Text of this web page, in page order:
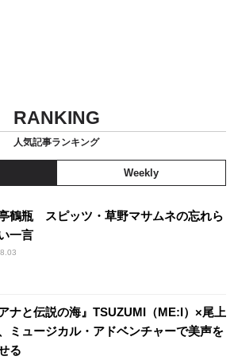
RANKING
人気記事ランキング
Weekly
鶴瓶 スピッツ・草野マサムネの忘れら
一言
アナと伝説の海』TSUZUMI（ME:I）×尾上
ミュージカル・アドベンチャーで美声を
る